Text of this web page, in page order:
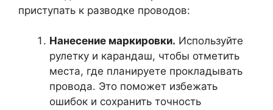
приступать к разводке проводов:
Нанесение маркировки. Используйте
рулетку и карандаш, чтобы отметить
места, где планируете прокладывать
провода. Это поможет избежать
ошибок и сохранить точность